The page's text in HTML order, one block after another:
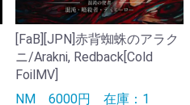
[FaB][JPN]赤背蜘蛛のアラク
ニ/Arakni, Redback[Cold
FoilMV]
NM 6000円 在庫：1